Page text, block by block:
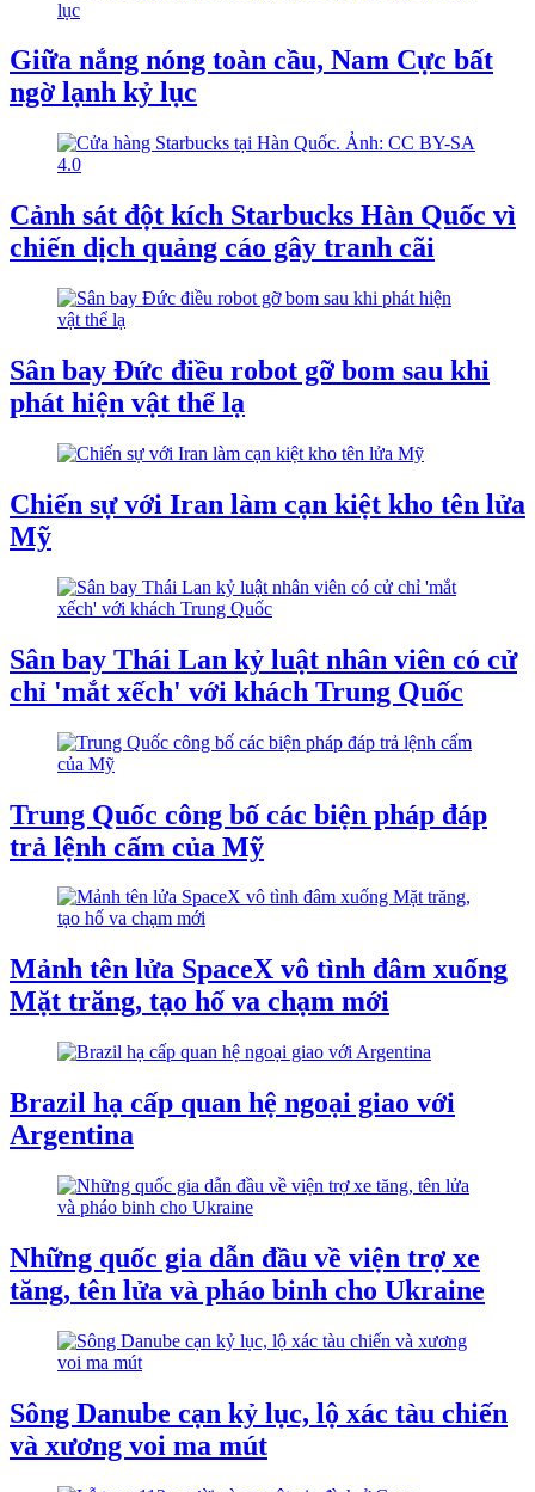
Giữa nắng nóng toàn cầu, Nam Cực bất
ngờ lạnh kỷ lục
Cảnh sát đột kích Starbucks Hàn Quốc vì
chiến dịch quảng cáo gây tranh cãi
Sân bay Đức điều robot gỡ bom sau khi
phát hiện vật thể lạ
Chiến sự với Iran làm cạn kiệt kho tên lửa
Mỹ
Sân bay Thái Lan kỷ luật nhân viên có cử
chỉ 'mắt xếch' với khách Trung Quốc
Trung Quốc công bố các biện pháp đáp
trả lệnh cấm của Mỹ
Mảnh tên lửa SpaceX vô tình đâm xuống
Mặt trăng, tạo hố va chạm mới
Brazil hạ cấp quan hệ ngoại giao với
Argentina
Những quốc gia dẫn đầu về viện trợ xe
tăng, tên lửa và pháo binh cho Ukraine
Sông Danube cạn kỷ lục, lộ xác tàu chiến
và xương voi ma mút